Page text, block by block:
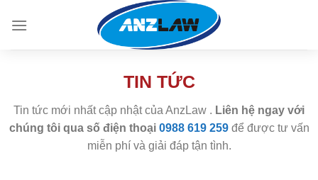
TIN TỨC
Tin tức mới nhất cập nhật của AnzLaw . Liên hệ ngay với
chúng tôi qua số điện thoại 0988 619 259để được tư vấn
miễn phí và giải đáp tận tình.